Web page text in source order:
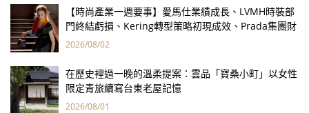
【時尚產業一週要事】愛馬仕業績成長、LVMH時裝部
門終結虧損、Kering轉型策略初現成效、Prada集團財
報亮眼
2026/08/02
在歷史裡過一晚的溫柔提案：雲品「寶桑小町」以女性
限定青旅續寫台東老屋記憶
2026/08/01